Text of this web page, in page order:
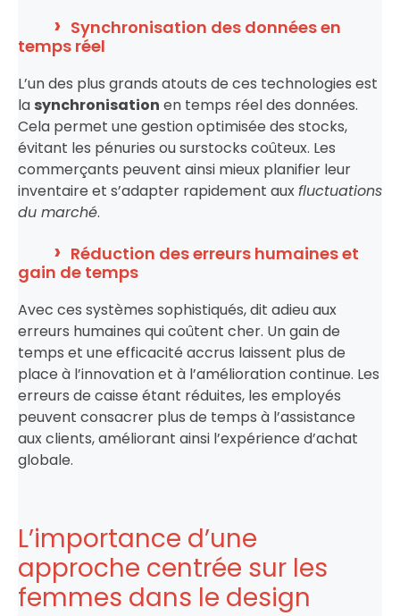
Synchronisation des données en
temps réel
L’un des plus grands atouts de ces technologies est
la synchronisation en temps réel des données.
Cela permet une gestion optimisée des stocks,
évitant les pénuries ou surstocks coûteux. Les
commerçants peuvent ainsi mieux planifier leur
inventaire et s’adapter rapidement auxfluctuations
du marché.
Réduction des erreurs humaines et
gain de temps
Avec ces systèmes sophistiqués, dit adieu aux
erreurs humaines qui coûtent cher. Un gain de
temps et une efficacité accrus laissent plus de
place à l’innovation et à l’amélioration continue. Les
erreurs de caisse étant réduites, les employés
peuvent consacrer plus de temps à l’assistance
aux clients, améliorant ainsi l’expérience d’achat
globale.
L’importance d’une
approche centrée sur les
femmes dans le design